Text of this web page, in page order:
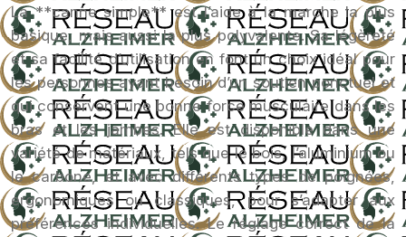
La **canne simple** est l’aide à la marche la plus
basique, mais aussi la plus polyvalente. Sa légèreté
et sa facilité d’utilisation en font un choix idéal pour
les personnes ayant besoin d’un soutien ponctuel et
qui conservent une bonne force musculaire dans les
bras et les jambes. Elle est disponible dans une
variété de matériaux, tels que le bois, l’aluminium ou
le carbone, et avec différents types de poignées,
ergonomiques ou classiques, pour s’adapter aux
préférences individuelles. Le réglage correct de la